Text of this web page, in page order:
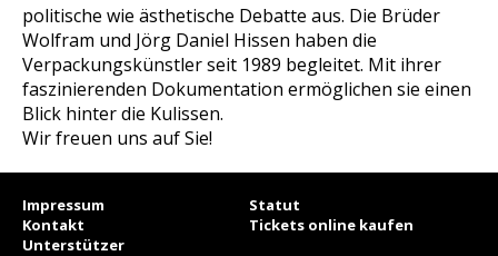
politische wie ästhetische Debatte aus. Die Brüder
Wolfram und Jörg Daniel Hissen haben die
Verpackungskünstler seit 1989 begleitet. Mit ihrer
faszinierenden Dokumentation ermöglichen sie einen
Blick hinter die Kulissen.
Wir freuen uns auf Sie!
Impressum
Statut
Kontakt
Tickets online kaufen
Unterstützer